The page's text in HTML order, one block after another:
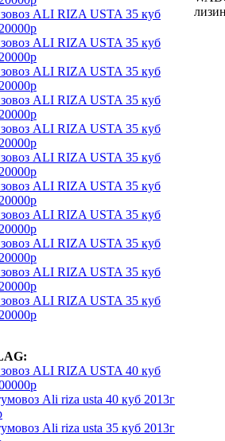
ALI RIZA USTA 35 куб
ALI RIZA USTA 35 куб
ALI RIZA USTA 35 куб
ALI RIZA USTA 35 куб
ALI RIZA USTA 35 куб
ALI RIZA USTA 35 куб
ALI RIZA USTA 35 куб
ALI RIZA USTA 35 куб
ALI RIZA USTA 35 куб
ALI RIZA USTA 35 куб
ALI RIZA USTA 35 куб
ALI RIZA USTA 40 куб
Ali riza usta 40 куб 2013г
Ali riza usta 35 куб 2013г